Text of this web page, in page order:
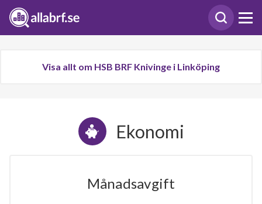
Visa allt om HSB BRF Knivinge i Linköping
Ekonomi
Månadsavgift